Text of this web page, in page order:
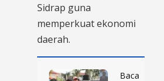
Sidrap guna
memperkuat ekonomi
daerah.
Baca